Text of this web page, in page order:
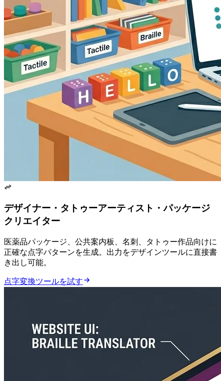
デザイナー・タトゥーアーティスト・パッケージ
クリエイター
医薬品パッケージ、公共案内板、名刺、タトゥー作品向けに
正確な点字パターンを生成。Unicode出力をデザインツールに直接書
き出し可能。
点字変換ツールを試す